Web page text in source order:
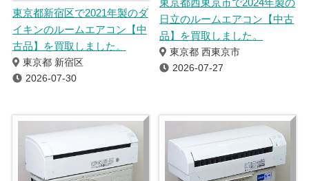
東京都新宿区で2021年製のダ
イキンのルームエアコン【中
古品】を買取しました。
東京都 新宿区
2026-07-30
日立のルームエアコン【中古
品】を買取しました。
東京都 西東京市
2026-07-27